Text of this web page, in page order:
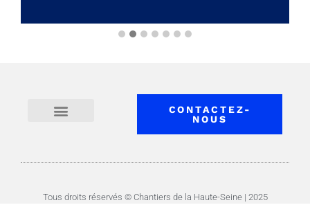
CONTACTEZ-
NOUS
Tous droits réservés © Chantiers de la Haute-Seine | 2025